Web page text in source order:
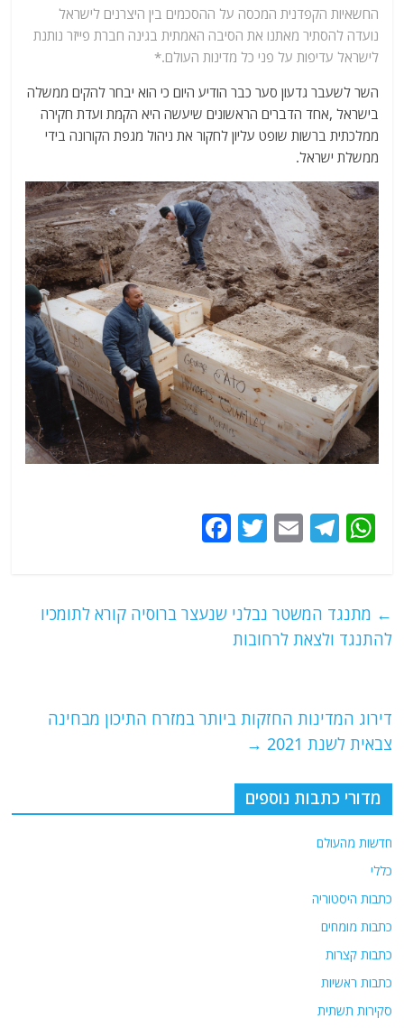
החשאיות הקפדנית המכסה על ההסכמים בין היצרנים לישראל
נועדה להסתיר מאתנו את הסיבה האמתית בגינה חברת פייזר נותנת
לישראל עדיפות על פני כל מדינות העולם.*
השר לשעבר גדעון סער כבר הודיע היום כי הוא יבחר להקים ממשלה
בישראל ,אחד הדברים הראשונים שיעשה היא הקמת ועדת חקירה
ממלכתית ברשות שופט עליון לחקור את ניהול מגפת הקורונה בידי
ממשלת ישראל.
W
s
A
T
g
ra
E
l
T
er
e
k
← מתנגד המשטר נבלני שנעצר ברוסיה קורא לתומכיו
להתנגד ולצאת לרחובות
דירוג המדינות החזקות ביותר במזרח התיכון מבחינה
צבאית לשנת 2021
→
מדורי כתבות נוספים
חדשות מהעולם
כללי
כתבות היסטוריה
כתבות מומחים
כתבות קצרות
כתבות ראשיות
סקירות תשתית